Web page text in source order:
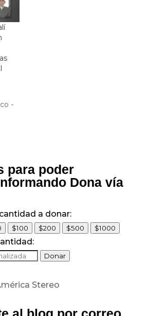
-
para poder
Dona vía
a donar:
$100 $200 $500 $1000
Donar